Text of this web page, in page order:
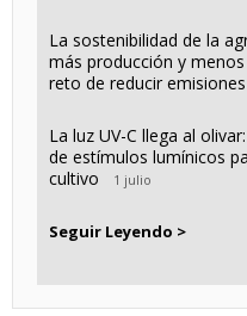
La sostenibilidad de la
más producción y
reto de reducir emisiones
La luz UV-C llega al
de estímulos lumínicos
cultivo
1 julio
Seguir Leyendo >